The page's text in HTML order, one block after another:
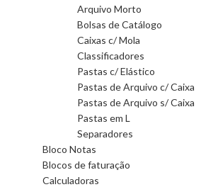
Arquivo Morto
Bolsas de Catálogo
Caixas c/ Mola
Classificadores
Pastas c/ Elástico
Pastas de Arquivo c/ Caixa
Pastas de Arquivo s/ Caixa
Pastas em L
Separadores
Bloco Notas
Blocos de faturação
Calculadoras